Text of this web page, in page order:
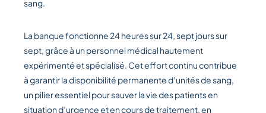
sang.
La banque fonctionne 24 heures sur 24, sept jours sur
sept, grâce à un personnel médical hautement
expérimenté et spécialisé. Cet effort continu contribue
à garantir la disponibilité permanente d’unités de sang,
un pilier essentiel pour sauver la vie des patients en
situation d’urgence et en cours de traitement, en